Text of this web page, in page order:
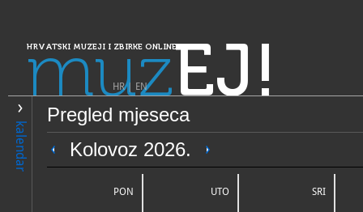
HRVATSKI MUZEJI I ZBIRKE ONLINE
muzEJ!
HR| EN
kalendar
Pregled mjeseca
Kolovoz 2026.
PON UTO SRI
PRETRAŽIVANJE
Dalmacija
Zbirka umjetnina
samostana